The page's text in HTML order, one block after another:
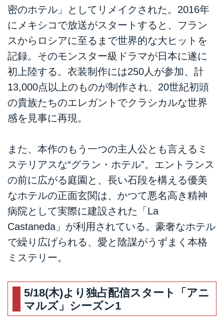
密のホテル」としてリメイクされた。2016年
にメキシコで放送がスタートすると、フラン
スからロシアに至るまで世界的な大ヒットを
記録。そのモンスター級ドラマが日本に遂に
初上陸する。衣装制作には250人が参加、計
13,000点以上のものが制作され、20世紀初頭
の貴族たちのエレガントでクラシカルな世界
感を見事に再現。
また、本作のもう一つの主人公とも言えるミ
ステリアスな“グラン・ホテル”。エントランス
の前に広がる庭園と、長い石段を構える優美
なホテルの正面玄関は、かつて悪名高き精神
病院として実際に建設された「La
Castaneda」が利用されている。豪奢なホテル
で繰り広げられる、愛と陰謀がうずまく本格
ミステリー。
5/18(木)より独占配信スタート「アニ
マルズ」シーズン1